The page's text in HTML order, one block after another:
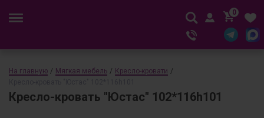
0
На главную / Мягкая мебель / Кресло-кровати /
Кресло-кровать "Юстас" 102*116h101